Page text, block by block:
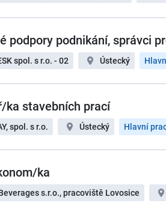
podpory podnikání, správci
spol. s r.o. - 02 Ústecký
ka stavebních prací
spol. s r.o. Ústecký Hlavní
ka
s.r.o., pracoviště Lovosice